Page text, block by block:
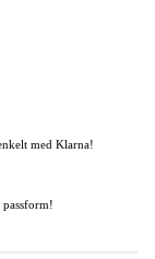
med Klarna!